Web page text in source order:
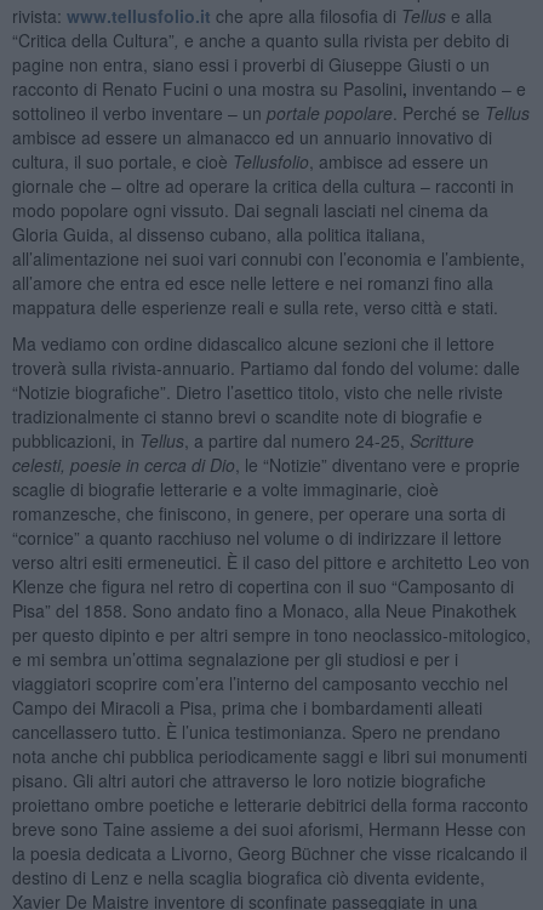
rivista: www.tellusfolio.it che apre alla filosofia di Telluse alla
“Critica della Cultura” e anche a quanto sulla rivista per debito di
pagine non entra, siano essi i proverbi di Giuseppe Giusti o un
racconto di Renato Fucini o una mostra su Pasolini, inventando – e
sottolineo il verbo inventare – un portale popolare . Perché se Tellus
ambisce ad essere un almanacco ed un annuario innovativo di
cultura, il suo portale, e cioè Tellusfolio , ambisce ad essere un
giornale che – oltre ad operare la critica della cultura – racconti in
modo popolare ogni vissuto. Dai segnali lasciati nel cinema da
Gloria Guida, al dissenso cubano, alla politica italiana,
all’alimentazione nei suoi vari connubi con l’economia e l’ambiente,
all’amore che entra ed esce nelle lettere e nei romanzi fino alla
mappatura delle esperienze reali e sulla rete, verso città e stati.
Ma vediamo con ordine didascalico alcune sezioni che il lettore
troverà sulla rivista-annuario. Partiamo dal fondo del volume: dalle
“Notizie biografiche”. Dietro l’asettico titolo, visto che nelle riviste
tradizionalmente ci stanno brevi o scandite note di biografie e
pubblicazioni, in Tellus, a partire dal numero 24-25, Scritture
celesti, poesie in cerca di Dio , le “Notizie” diventano vere e proprie
scaglie di biografie letterarie e a volte immaginarie, cioè
romanzesche, che finiscono, in genere, per operare una sorta di
“cornice” a quanto racchiuso nel volume o di indirizzare il lettore
verso altri esiti ermeneutici. È il caso del pittore e architetto Leo von
Klenze che figura nel retro di copertina con il suo “Camposanto di
Pisa” del 1858. Sono andato fino a Monaco, alla Neue Pinakothek
per questo dipinto e per altri sempre in tono neoclassico-mitologico,
e mi sembra un’ottima segnalazione per gli studiosi e per i
viaggiatori scoprire com’era l’interno del camposanto vecchio nel
Campo dei Miracoli a Pisa, prima che i bombardamenti alleati
cancellassero tutto. È l’unica testimonianza. Spero ne prendano
nota anche chi pubblica periodicamente saggi e libri sui monumenti
pisano. Gli altri autori che attraverso le loro notizie biografiche
proiettano ombre poetiche e letterarie debitrici della forma racconto
breve sono Taine assieme a dei suoi aforismi, Hermann Hesse con
la poesia dedicata a Livorno, Georg Büchner che visse ricalcando il
destino di Lenz e nella scaglia biografica ciò diventa evidente,
Xavier De Maistre inventore di sconfinate passeggiate in una